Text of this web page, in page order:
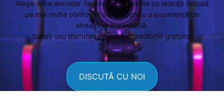
Alege orice encoder Teradek și transmite cu latență redusă
pe mai multe platforme video, pentru o experiență de
streaming impecabilă.
Sunați sau discutați pentru o consultație gratuită.
DISCUTĂ CU NOI